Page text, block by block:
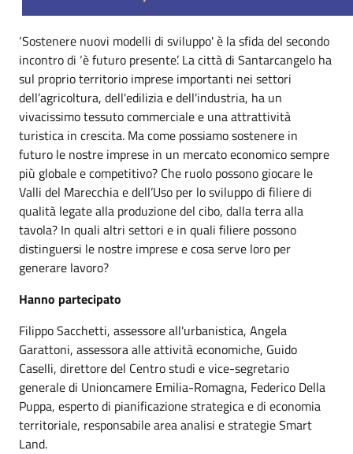
‘Sostenere nuovi modelli di sviluppo' è la sfida del secondo
incontro di ‘è futuro presente’. La città di Santarcangelo ha
sul proprio territorio imprese importanti nei settori
dell’agricoltura, dell'edilizia e dell'industria, ha un
vivacissimo tessuto commerciale e una attrattività
turistica in crescita. Ma come possiamo sostenere in
futuro le nostre imprese in un mercato economico sempre
più globale e competitivo? Che ruolo possono giocare le
Valli del Marecchia e dell’Uso per lo sviluppo di filiere di
qualità legate alla produzione del cibo, dalla terra alla
tavola? In quali altri settori e in quali filiere possono
distinguersi le nostre imprese e cosa serve loro per
generare lavoro?
Hanno partecipato
Filippo Sacchetti, assessore all'urbanistica, Angela
Garattoni, assessora alle attività economiche, Guido
Caselli, direttore del Centro studi e vice-segretario
generale di Unioncamere Emilia-Romagna, Federico Della
Puppa, esperto di pianificazione strategica e di economia
territoriale, responsabile area analisi e strategie Smart
Land.